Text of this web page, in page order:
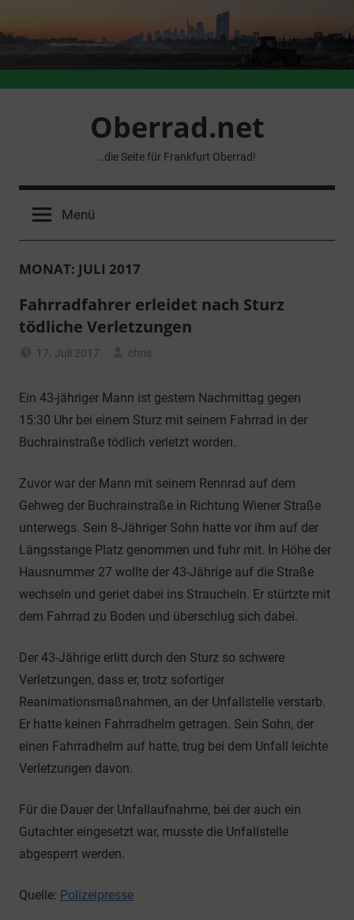
Inhalt
springen
Oberrad.net
..die Seite für Frankfurt Oberrad!
Menü
MONAT: JULI 2017
Fahrradfahrer erleidet nach Sturz
tödliche Verletzungen
17. Juli 2017
chris
Ein 43-jähriger Mann ist gestern Nachmittag gegen
15:30 Uhr bei einem Sturz mit seinem Fahrrad in der
Buchrainstraße tödlich verletzt worden.
Zuvor war der Mann mit seinem Rennrad auf dem
Gehweg der Buchrainstraße in Richtung Wiener Straße
unterwegs. Sein 8-Jähriger Sohn hatte vor ihm auf der
Längsstange Platz genommen und fuhr mit. In Höhe der
Hausnummer 27 wollte der 43-Jährige auf die Straße
wechseln und geriet dabei ins Straucheln. Er stürtzte mit
dem Fahrrad zu Boden und überschlug sich dabei.
Der 43-Jährige erlitt durch den Sturz so schwere
Verletzungen, dass er, trotz sofortiger
Reanimationsmaßnahmen, an der Unfallstelle verstarb.
Er hatte keinen Fahrradhelm getragen. Sein Sohn, der
einen Fahrradhelm auf hatte, trug bei dem Unfall leichte
Verletzungen davon.
Für die Dauer der Unfallaufnahme, bei der auch ein
Gutachter eingesetzt war, musste die Unfallstelle
abgesperrt werden.
Quelle: Polizeipresse